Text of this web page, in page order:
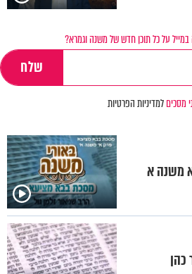
על כל תוכן חדש של משנה וגמרא?
מסכיםלמדיניות הפרטיות
משנה א